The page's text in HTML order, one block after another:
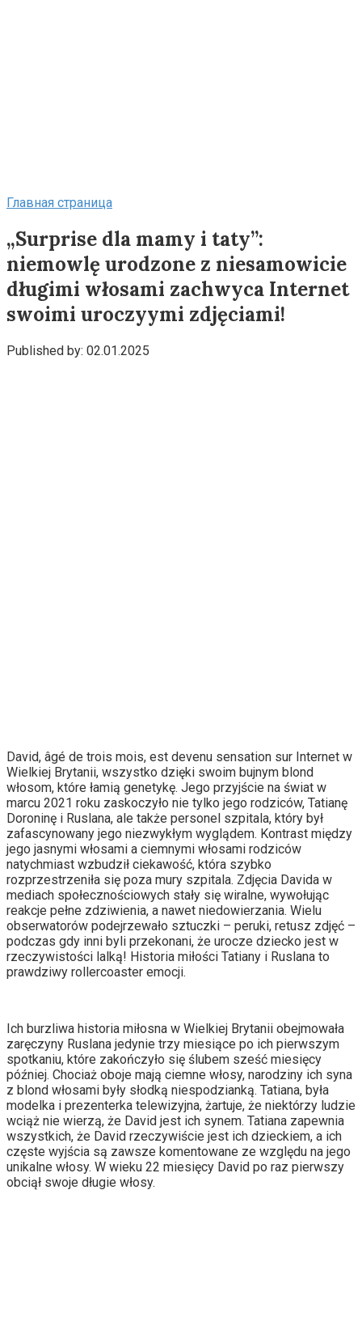
Главная страница
„Surprise dla mamy i taty”:
niemowlę urodzone z niesamowicie
długimi włosami zachwyca Internet
swoimi uroczyymi zdjęciami!
Published by: 02.01.2025
David, âgé de trois mois, est devenu sensation sur Internet w
Wielkiej Brytanii, wszystko dzięki swoim bujnym blond
włosom, które łamią genetykę. Jego przyjście na świat w
marcu 2021 roku zaskoczyło nie tylko jego rodziców, Tatianę
Doroninę i Ruslana, ale także personel szpitala, który był
zafascynowany jego niezwykłym wyglądem. Kontrast między
jego jasnymi włosami a ciemnymi włosami rodziców
natychmiast wzbudził ciekawość, która szybko
rozprzestrzeniła się poza mury szpitala. Zdjęcia Davida w
mediach społecznościowych stały się wiralne, wywołując
reakcje pełne zdziwienia, a nawet niedowierzania. Wielu
obserwatorów podejrzewało sztuczki – peruki, retusz zdjęć –
podczas gdy inni byli przekonani, że urocze dziecko jest w
rzeczywistości lalką! Historia miłości Tatiany i Ruslana to
prawdziwy rollercoaster emocji.
Ich burzliwa historia miłosna w Wielkiej Brytanii obejmowała
zaręczyny Ruslana jedynie trzy miesiące po ich pierwszym
spotkaniu, które zakończyło się ślubem sześć miesięcy
później. Chociaż oboje mają ciemne włosy, narodziny ich syna
z blond włosami były słodką niespodzianką. Tatiana, była
modelka i prezenterka telewizyjna, żartuje, że niektórzy ludzie
wciąż nie wierzą, że David jest ich synem. Tatiana zapewnia
wszystkich, że David rzeczywiście jest ich dzieckiem, a ich
częste wyjścia są zawsze komentowane ze względu na jego
unikalne włosy. W wieku 22 miesięcy David po raz pierwszy
obciął swoje długie włosy.